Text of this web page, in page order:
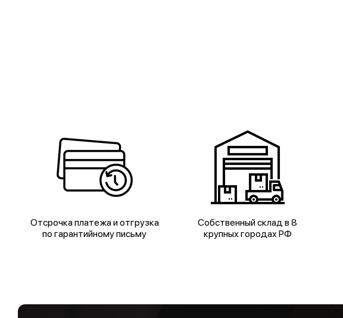
Отсрочка платежа и отгрузка
по гарантийному письму
Собственный склад в 8
крупных городах РФ